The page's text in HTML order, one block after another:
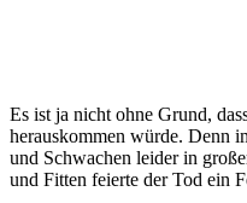
Es ist ja nicht ohne Grund,
herauskommen würde. Denn
und Schwachen leider in
und Fitten feierte der Tod ein